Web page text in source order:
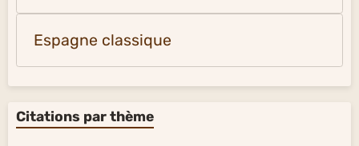
Espagne classique
Citations par thème